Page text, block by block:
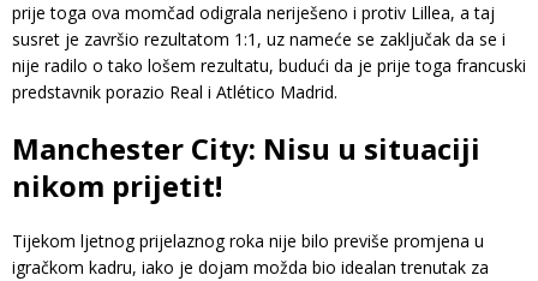
prije toga ova momčad odigrala neriješeno i protiv Lillea, a taj
susret je završio rezultatom 1:1, uz nameće se zaključak da se i
nije radilo o tako lošem rezultatu, budući da je prije toga francuski
predstavnik porazio Real i Atlético Madrid.
Manchester City: Nisu u situaciji
nikom prijetit!
Tijekom ljetnog prijelaznog roka nije bilo previše promjena u
igračkom kadru, iako je dojam možda bio idealan trenutak za